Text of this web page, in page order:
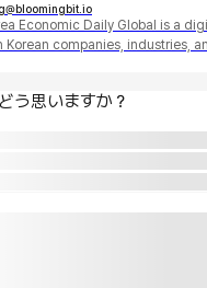
Economic Daily Global is a
Korean companies, industries,
う思いますか？